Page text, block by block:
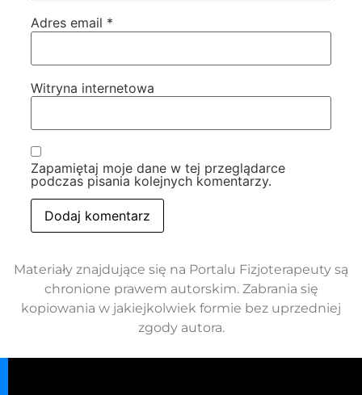
Adres email *
Witryna internetowa
Zapamiętaj moje dane w tej przeglądarce
podczas pisania kolejnych komentarzy.
Materiały znajdujące się na Portalu Fizjoterapeuty są
chronione prawem autorskim. Zabrania się
kopiowania w jakiejkolwiek formie bez uprzedniej
zgody autora.